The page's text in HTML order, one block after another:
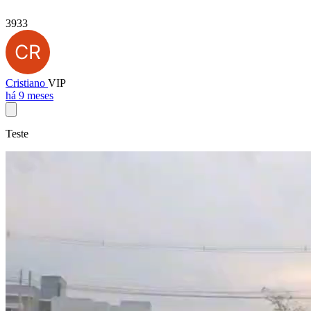
3933
Cristiano VIP
há 9 meses
Teste